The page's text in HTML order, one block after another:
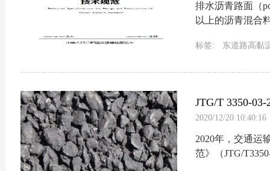
排水沥青路面（
以上的沥青混合
标签:
东道路高黏
JTG/T 3350-
范》解读
2020/12/20 10:40:16
2020年，交通运
范》（JTG/